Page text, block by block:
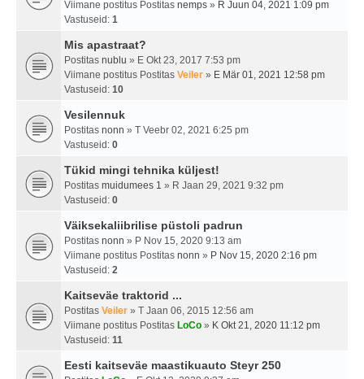
Viimane postitus Postitas nemps » R Juun 04, 2021 1:09 pm
Vastuseid: 1
Mis apastraat?
Postitas nublu » E Okt 23, 2017 7:53 pm
Viimane postitus Postitas Veiler » E Mär 01, 2021 12:58 pm
Vastuseid: 10
Vesilennuk
Postitas nonn » T Veebr 02, 2021 6:25 pm
Vastuseid: 0
Tükid mingi tehnika küljest!
Postitas muidumees 1 » R Jaan 29, 2021 9:32 pm
Vastuseid: 0
Väiksekaliibrilise püstoli padrun
Postitas nonn » P Nov 15, 2020 9:13 am
Viimane postitus Postitas nonn » P Nov 15, 2020 2:16 pm
Vastuseid: 2
Kaitseväe traktorid ...
Postitas Veiler » T Jaan 06, 2015 12:56 am
Viimane postitus Postitas LoCo » K Okt 21, 2020 11:12 pm
Vastuseid: 11
Eesti kaitseväe maastikuauto Steyr 250